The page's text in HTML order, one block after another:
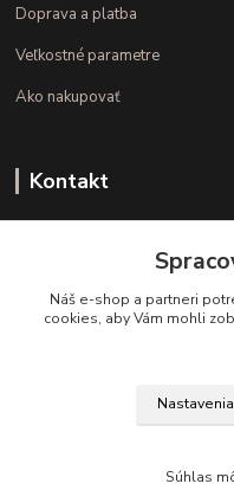
Doprava a platba
Veľkostné parametre
Ako nakupovať
Kontakt
(Po.-Pi. 10.00 - 15.00)
info@kvalitnaBielizen.sk
Copyright
Náš e-shop a partneri
cookies, aby Vám mohli
Nastavenia
Súhlas